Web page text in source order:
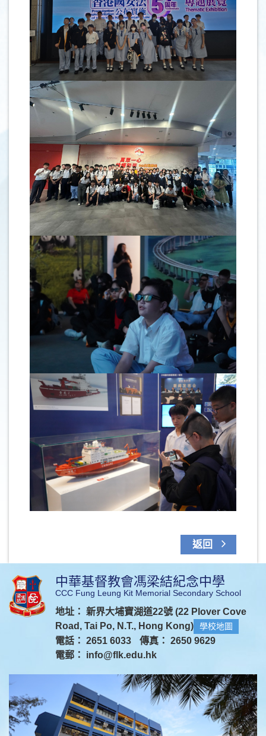
返回
中華基督教會馮梁結紀念中學
CCC Fung Leung Kit Memorial Secondary School
地址： 新界大埔寶湖道22號 (22 Plover Cove
Road, Tai Po, N.T., Hong Kong)
學校地圖
電話： 2651 6033
傳真： 2650 9629
電郵： info@flk.edu.hk